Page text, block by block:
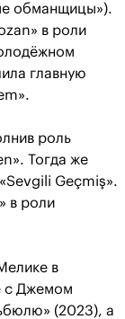
обманщицы»).
в роли
главную
роль
Тогда же
Geçmiş».
в роли
в
с Джемом
(2023), а